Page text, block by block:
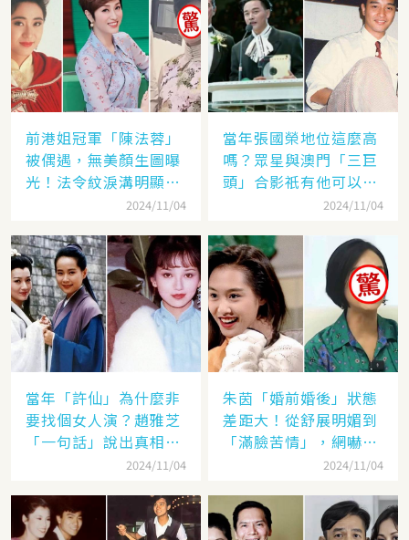
前港姐冠軍「陳法蓉」
被偶遇，無美顏生圖曝
光！法令紋淚溝明顯網
嘆：「絕世美女也會
2024/11/04
當年張國榮地位這麼高
嗎？眾星與澳門「三巨
頭」合影祇有他可以
「坐著」，而且還是C
2024/11/04
當年「許仙」為什麼非
要找個女人演？趙雅芝
「一句話」說出真相，
網友：葉童太厲害2024/11/04
朱茵「婚前婚後」狀態
差距大！從舒展明媚到
「滿臉苦情」，網嚇：
到底經歷了什麼眼里都
2024/11/04